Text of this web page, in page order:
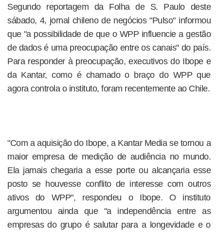
Segundo reportagem da Folha de S. Paulo deste
sábado, 4, jornal chileno de negócios "Pulso" informou
que "a possibilidade de que o WPP influencie a gestão
de dados é uma preocupação entre os canais" do país.
Para responder à preocupação, executivos do Ibope e
da Kantar, como é chamado o braço do WPP que
agora controla o instituto, foram recentemente ao Chile.
"Com a aquisição do Ibope, a Kantar Media se tornou a
maior empresa de medição de audiência no mundo.
Ela jamais chegaria a esse porte ou alcançaria esse
posto se houvesse conflito de interesse com outros
ativos do WPP", respondeu o Ibope. O instituto
argumentou ainda que "a independência entre as
empresas do grupo é salutar para a longevidade e o